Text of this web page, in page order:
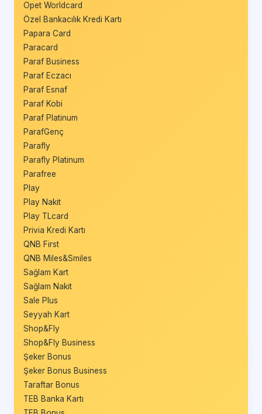
Opet Worldcard
Özel Bankacılık Kredi Kartı
Papara Card
Paracard
Paraf Business
Paraf Eczacı
Paraf Esnaf
Paraf Kobi
Paraf Platinum
ParafGenç
Parafly
Parafly Platinum
Parafree
Play
Play Nakit
Play TLcard
Privia Kredi Kartı
QNB First
QNB Miles&Smiles
Sağlam Kart
Sağlam Nakit
Sale Plus
Seyyah Kart
Shop&Fly
Shop&Fly Business
Şeker Bonus
Şeker Bonus Business
Taraftar Bonus
TEB Banka Kartı